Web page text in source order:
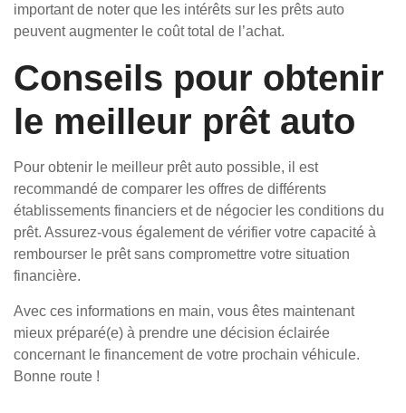
important de noter que les intérêts sur les prêts auto
peuvent augmenter le coût total de l’achat.
Conseils pour obtenir
le meilleur prêt auto
Pour obtenir le meilleur prêt auto possible, il est
recommandé de comparer les offres de différents
établissements financiers et de négocier les conditions du
prêt. Assurez-vous également de vérifier votre capacité à
rembourser le prêt sans compromettre votre situation
financière.
Avec ces informations en main, vous êtes maintenant
mieux préparé(e) à prendre une décision éclairée
concernant le financement de votre prochain véhicule.
Bonne route !